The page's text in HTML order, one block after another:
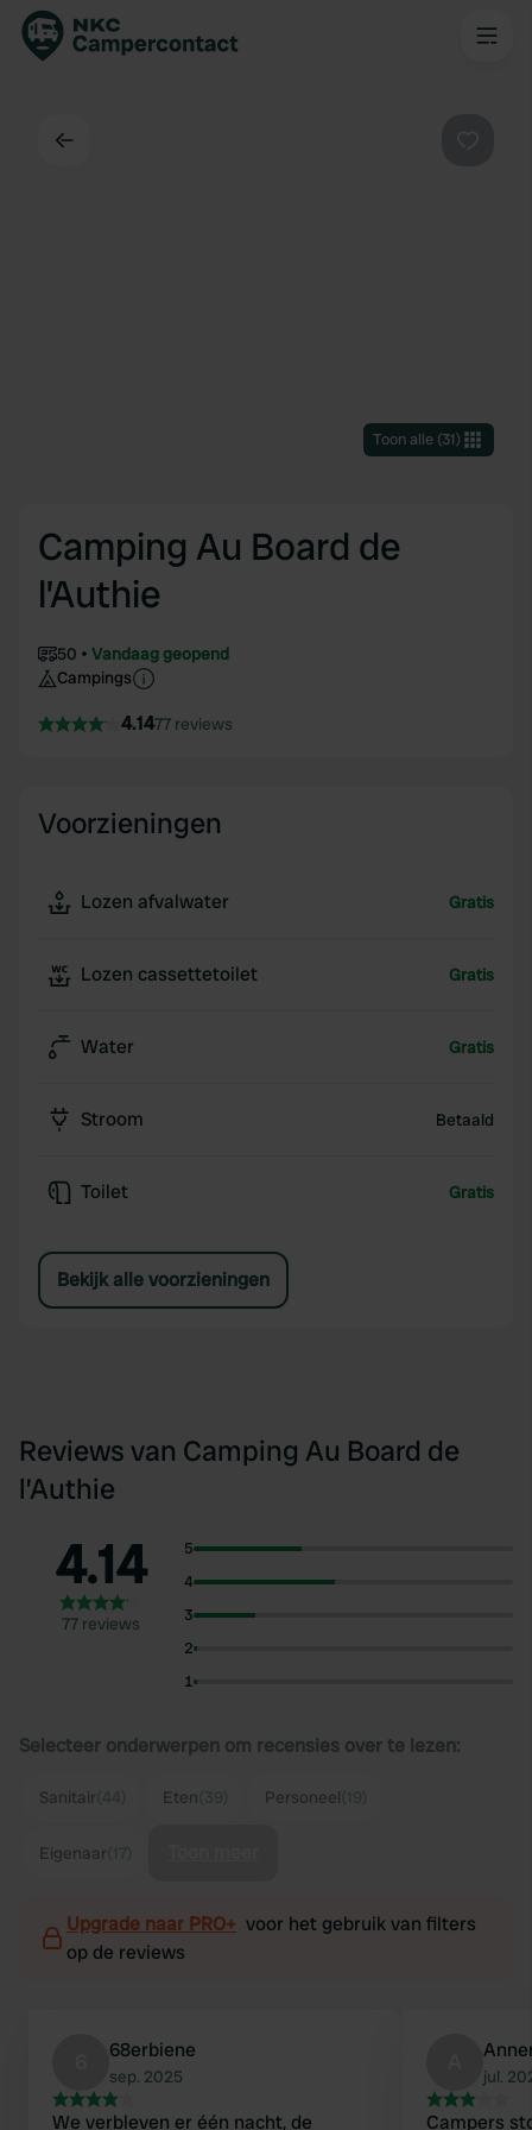
Toon alle(31)
Camping Au Board de
l’Authie
50
Vandaag geopend
Campings
4.1477 reviews
Voorzieningen
Lozen afvalwater Gratis
Lozen cassettetoilet Gratis
Water Gratis
Stroom Betaald
Toilet Gratis
Bekijk alle voorzieningen
Reviews van Camping Au Board de
l’Authie
4.14
77 reviews
5
4
3
2
1
Selecteer onderwerpen om recensies over te lezen:
Sanitair Eten Personeel
Eigenaar
Upgrade naar PRO+ voor het gebruik van filters
op de reviews
68erbiene
sep. 2025
We verbleven er één nacht, de
jul.
Campers